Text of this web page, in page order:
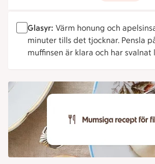
Glasyr: Värm honung och
minuter tills det tjocknar. Pensla
muffinsen är klara och har svalnat